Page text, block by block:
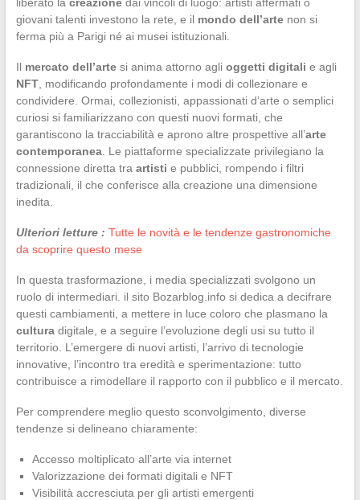
giovani talenti investono la rete, e il mondo dell’artenon si
ferma più a Parigi né ai musei istituzionali.
Il mercato dell’artesi anima attorno agli oggetti digitali e agli
NFT, modificando profondamente i modi di collezionare e
condividere. Ormai, collezionisti, appassionati d’arte o semplici
curiosi si familiarizzano con questi nuovi formati, che
garantiscono la tracciabilità e aprono altre prospettive all’arte
contemporanea. Le piattaforme specializzate privilegiano la
connessione diretta tra artisti e pubblici, rompendo i filtri
tradizionali, il che conferisce alla creazione una dimensione
inedita.
Ulteriori letture : Tutte le novità e le tendenze gastronomiche
da scoprire questo mese
In questa trasformazione, i media specializzati svolgono un
ruolo di intermediari. il sito Bozarblog.info si dedica a decifrare
questi cambiamenti, a mettere in luce coloro che plasmano la
culturadigitale, e a seguire l’evoluzione degli usi su tutto il
territorio. L’emergere di nuovi artisti, l’arrivo di tecnologie
innovative, l’incontro tra eredità e sperimentazione: tutto
contribuisce a rimodellare il rapporto con il pubblico e il mercato.
Per comprendere meglio questo sconvolgimento, diverse
tendenze si delineano chiaramente:
Accesso moltiplicato all’arte via internet
Valorizzazione dei formati digitali e NFT
Visibilità accresciuta per gli artisti emergenti